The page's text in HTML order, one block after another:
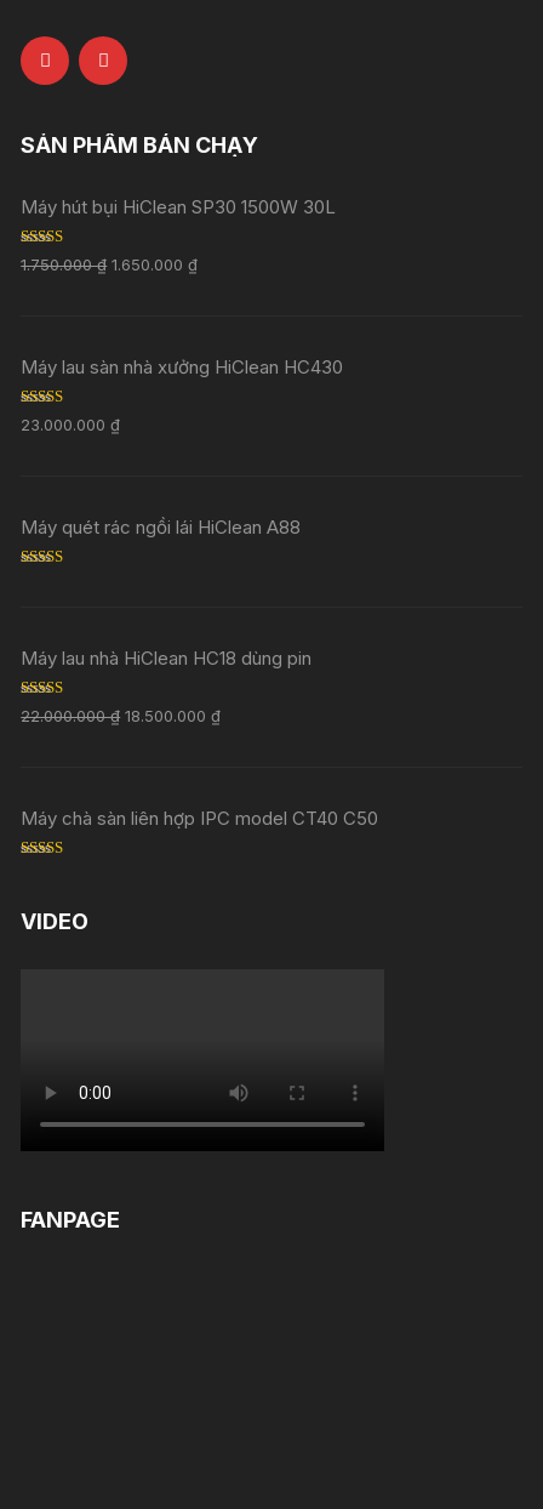
SẢN PHẨM BÁN CHẠY
Máy hút bụi HiClean SP30 1500W 30L
Rated 5.00
out of 5
1.750.000₫ 1.650.000₫
Máy lau sàn nhà xưởng HiClean HC430
Rated5.00
out of 5
23.000.000₫
Máy quét rác ngồi lái HiClean A88
Máy lau nhà HiClean HC18 dùng pin
Rated5.00
out of 5
22.000.000₫ 18.500.000₫
Máy chà sàn liên hợp IPC model CT40 C50
VIDEO
FANPAGE